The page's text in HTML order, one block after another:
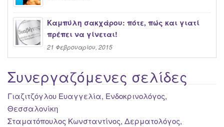
Καμπύλη σακχάρου: πότε, πώς και γιατί
πρέπει να γίνεται!
21 Φεβρουαρίου, 2015
Συνεργαζόμενες σελίδες
Γιαζιτζόγλου Ευαγγελία, Ενδοκρινολόγος,
Θεσσαλονίκη
Σταματόπουλος Κωνσταντίνος, Δερματολόγος,